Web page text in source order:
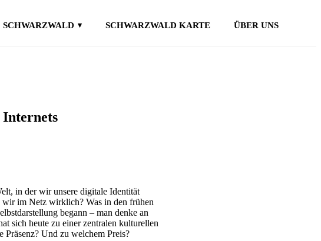
SCHWARZWALD ▾ SCHWARZWALD KARTE ÜBER UNS
in der wir unsere digitale Identität
im Netz wirklich? Was in den frühen
begann – man denke an
sich heute zu einer zentralen kulturellen
Und zu welchem Preis?